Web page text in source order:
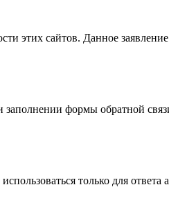
этих сайтов. Данное
заполнении формы обратной
только для